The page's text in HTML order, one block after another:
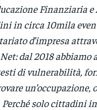
Finanziaria
in circa 10mila
d’impresa
dal 2018
di vulnerabilità,
un’occupazione,
solo cittadini